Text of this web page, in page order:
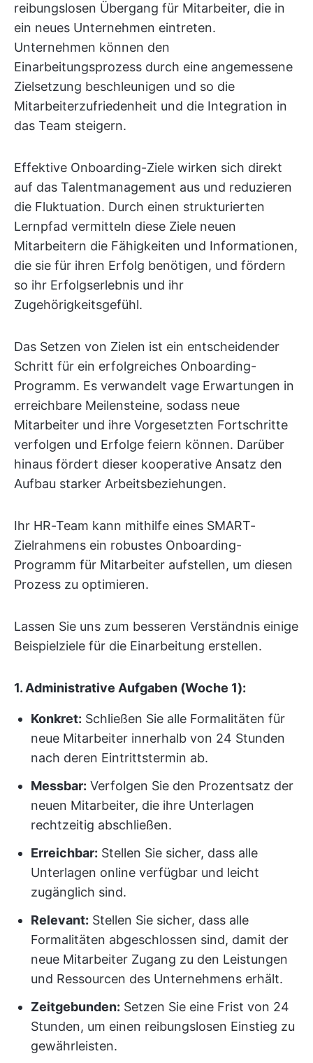
reibungslosen Übergang für Mitarbeiter, die in
ein neues Unternehmen eintreten.
Unternehmen können den
Einarbeitungsprozess durch eine angemessene
Zielsetzung beschleunigen und so die
Mitarbeiterzufriedenheit und die Integration in
das Team steigern.
Effektive Onboarding-Ziele wirken sich direkt
auf das Talentmanagement aus und reduzieren
die Fluktuation. Durch einen strukturierten
Lernpfad vermitteln diese Ziele neuen
Mitarbeitern die Fähigkeiten und Informationen,
die sie für ihren Erfolg benötigen, und fördern
so ihr Erfolgserlebnis und ihr
Zugehörigkeitsgefühl.
Das Setzen von Zielen ist ein entscheidender
Schritt für ein erfolgreiches Onboarding-
Programm. Es verwandelt vage Erwartungen in
erreichbare Meilensteine, sodass neue
Mitarbeiter und ihre Vorgesetzten Fortschritte
verfolgen und Erfolge feiern können. Darüber
hinaus fördert dieser kooperative Ansatz den
Aufbau starker Arbeitsbeziehungen.
Ihr HR-Team kann mithilfe eines SMART-
Zielrahmens ein robustes Onboarding-
Programm für Mitarbeiter aufstellen, um diesen
Prozess zu optimieren.
Lassen Sie uns zum besseren Verständnis einige
Beispielziele für die Einarbeitung erstellen.
1. Administrative Aufgaben (Woche 1):
Konkret: Schließen Sie alle Formalitäten für
neue Mitarbeiter innerhalb von 24 Stunden
nach deren Eintrittstermin ab.
Messbar: Verfolgen Sie den Prozentsatz der
neuen Mitarbeiter, die ihre Unterlagen
rechtzeitig abschließen.
Erreichbar: Stellen Sie sicher, dass alle
Unterlagen online verfügbar und leicht
zugänglich sind.
Relevant: Stellen Sie sicher, dass alle
Formalitäten abgeschlossen sind, damit der
neue Mitarbeiter Zugang zu den Leistungen
und Ressourcen des Unternehmens erhält.
Zeitgebunden: Setzen Sie eine Frist von 24
Stunden, um einen reibungslosen Einstieg zu
gewährleisten.